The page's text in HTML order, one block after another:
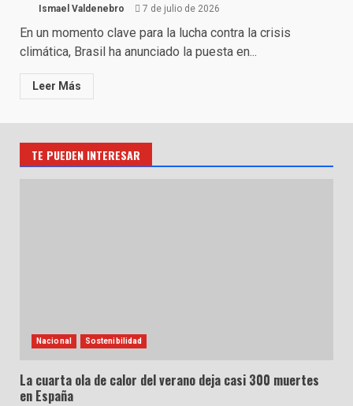
Ismael Valdenebro 7 de julio de 2026
En un momento clave para la lucha contra la crisis
climática, Brasil ha anunciado la puesta en...
Leer Más
TE PUEDEN INTERESAR
Nacional Sostenibilidad
La cuarta ola de calor del verano deja casi 300 muertes
en España